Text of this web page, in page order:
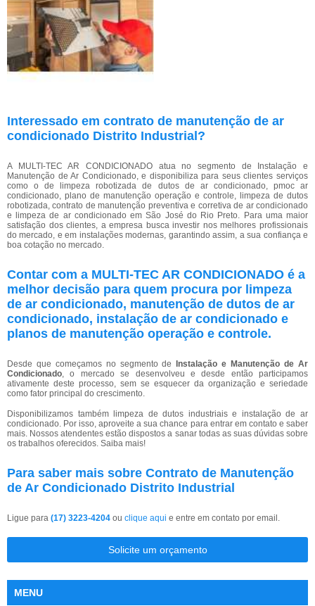
Interessado em contrato de manutenção de ar
condicionado Distrito Industrial?
A MULTI-TEC AR CONDICIONADO atua no segmento de Instalação e
Manutenção de Ar Condicionado, e disponibiliza para seus clientes serviços
como o de limpeza robotizada de dutos de ar condicionado, pmoc ar
condicionado, plano de manutenção operação e controle, limpeza de dutos
robotizada, contrato de manutenção preventiva e corretiva de ar condicionado
e limpeza de ar condicionado em São José do Rio Preto. Para uma maior
satisfação dos clientes, a empresa busca investir nos melhores profissionais
do mercado, e em instalações modernas, garantindo assim, a sua confiança e
boa cotação no mercado.
Contar com a MULTI-TEC AR CONDICIONADO é a
melhor decisão para quem procura por limpeza
de ar condicionado, manutenção de dutos de ar
condicionado, instalação de ar condicionado e
planos de manutenção operação e controle.
Desde que começamos no segmento de
Instalação e Manutenção de Ar
Condicionado, o mercado se desenvolveu e desde então participamos
ativamente deste processo, sem se esquecer da organização e seriedade
como fator principal do crescimento.
Disponibilizamos também limpeza de dutos industriais e instalação de ar
condicionado. Por isso, aproveite a sua chance para entrar em contato e saber
mais. Nossos atendentes estão dispostos a sanar todas as suas dúvidas sobre
os trabalhos oferecidos. Saiba mais!
Para saber mais sobre Contrato de Manutenção
de Ar Condicionado Distrito Industrial
Ligue para (17) 3223-4204 ou clique aqui e entre em contato por email.
Solicite um orçamento
MENU